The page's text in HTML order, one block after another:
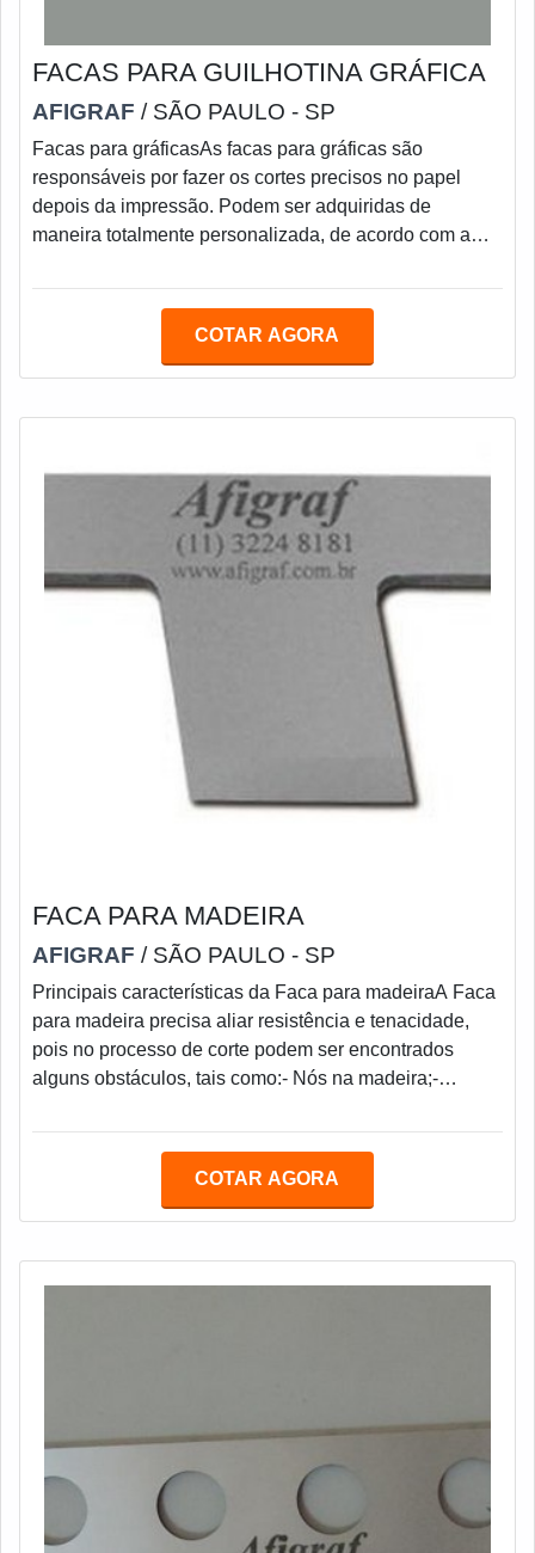
FACAS PARA GUILHOTINA GRÁFICA
AFIGRAF / SÃO PAULO - SP
Facas para gráficasAs facas para gráficas são
responsáveis por fazer os cortes precisos no papel
depois da impressão. Podem ser adquiridas de
maneira totalmente personalizada, de acordo com a
no processo de afiaçãoÉ bem comum no processo de
se ouçam reclamações de que a faca está empenada
COTAR AGORA
FACA PARA MADEIRA
AFIGRAF / SÃO PAULO - SP
Principais características da Faca para madeiraA Faca
para madeira precisa aliar resistência e tenacidade,
pois no processo de corte podem ser encontrados
alguns obstáculos, tais como:- Nós na madeira;-
madeira utilizada em processos desfolhadores, são
madeira é muito agressiva, é necessário dosar o bom
COTAR AGORA